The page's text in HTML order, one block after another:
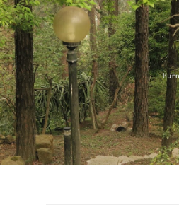
家具
木雜貨
生活器具
古物道具
居家修繕道具材料